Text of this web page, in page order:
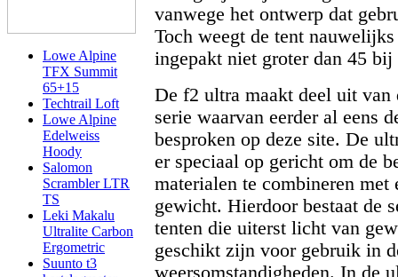
Lowe Alpine
TFX Summit
65+15
Techtrail Loft
Lowe Alpine
Edelweiss
Hoody
Salomon
Scrambler LTR
TS
Leki Makalu
Ultralite Carbon
Ergometric
Suunto t3
vanwege het ontwerp dat
Toch weegt de tent
ingepakt niet groter dan 45 bij
De f2 ultra maakt deel uit van
serie waarvan eerder al eens
besproken op deze site. De
er speciaal op gericht om de
materialen te combineren met
gewicht. Hierdoor bestaat de
tenten die uiterst licht van
geschikt zijn voor gebruik in
weersomstandigheden. In de